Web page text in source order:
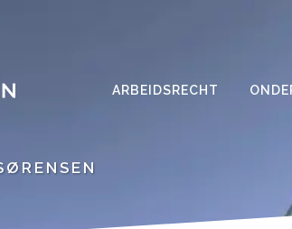
ARBEIDSRECHT